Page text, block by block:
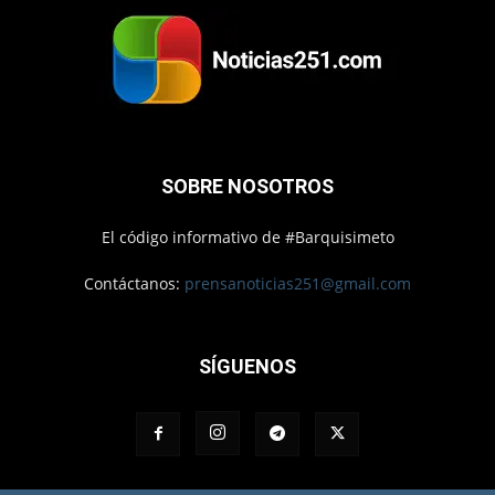
SOBRE NOSOTROS
El código informativo de #Barquisimeto
Contáctanos: prensanoticias251@gmail.com
SÍGUENOS